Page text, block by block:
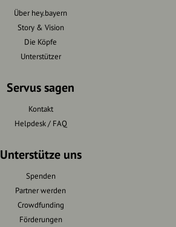
Über hey.bayern
Story & Vision
Die Köpfe
Unterstützer
Servus sagen
Kontakt
Helpdesk / FAQ
Unterstütze uns
Spenden
Partner werden
Crowdfunding
Förderungen